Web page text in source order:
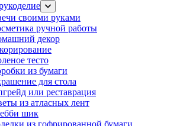
своими руками
ручной работы
декор
тесто
из бумаги
для стола
или реставрация
из атласных лент
шик
из гофрированной бумаги